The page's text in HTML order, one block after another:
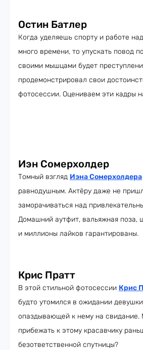
Остин Батлер
Когда уделяешь спорту и работе
много времени, то упускать повод
своими мышцами будет
продемонстрировал свои
фотосессии. Оцениваем эти кадры
Иэн Сомерхолдер
Томный взгляд Иэна Сомерхолдера
равнодушным. Актёру даже не
заморачиваться над
Домашний аутфит, вальяжная поза,
и миллионы лайков гарантированы.
Крис Пратт
В этой стильной фотосессии Крис
будто утомился в ожидании
опаздывающей к нему на свидание.
прибежать к этому красавчику
безответственной спутницы?